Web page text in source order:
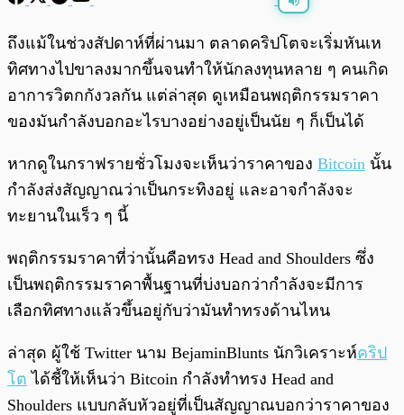
พร้อมเล่น 0:00/ 0:00
ถึงแม้ในช่วงสัปดาห์ที่ผ่านมา ตลาดคริปโตจะเริ่มหันเห
ทิศทางไปขาลงมากขึ้นจนทำให้นักลงทุนหลาย ๆ คนเกิด
อาการวิตกกังวลกัน แต่ล่าสุด ดูเหมือนพฤติกรรมราคา
ของมันกำลังบอกอะไรบางอย่างอยู่เป็นนัย ๆ ก็เป็นได้
หากดูในกราฟรายชั่วโมงจะเห็นว่าราคาของ Bitcoin นั้น
กำลังส่งสัญญาณว่าเป็นกระทิงอยู่ และอาจกำลังจะ
ทะยานในเร็ว ๆ นี้
พฤติกรรมราคาที่ว่านั้นคือทรง Head and Shoulders ซึ่ง
เป็นพฤติกรรมราคาพื้นฐานที่บ่งบอกว่ากำลังจะมีการ
เลือกทิศทางแล้วขึ้นอยู่กับว่ามันทำทรงด้านไหน
ล่าสุด ผู้ใช้ Twitter นาม BejaminBlunts นักวิเคราะห์คริป
โต ได้ชี้ให้เห็นว่า Bitcoin กำลังทำทรง Head and
Shoulders แบบกลับหัวอยู่ที่เป็นสัญญาณบอกว่าราคาของ